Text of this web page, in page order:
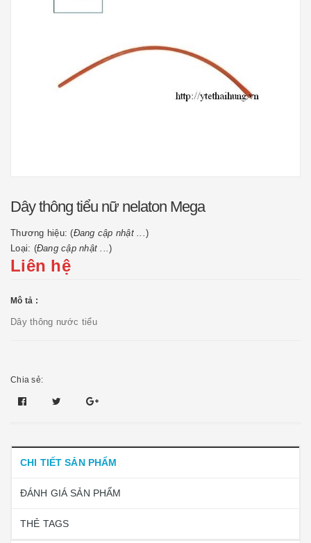
Dây thông tiểu nữ nelaton Mega
Thương hiệu: (Đang cập nhật ...)
Loại: (Đang cập nhật ...)
Liên hệ
Mô tả :
Dây thông nước tiểu
Chia sẻ:
CHI TIẾT SẢN PHẨM
ĐÁNH GIÁ SẢN PHẨM
THẺ TAGS